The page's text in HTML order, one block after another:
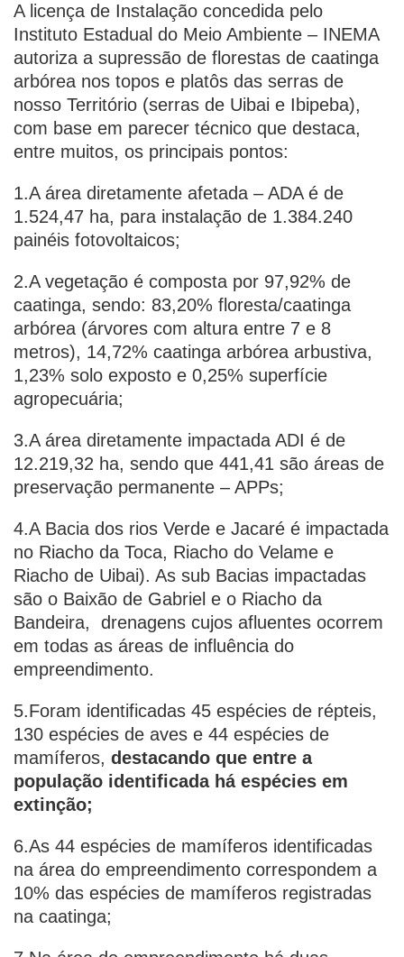
A licença de Instalação concedida pelo
Instituto Estadual do Meio Ambiente – INEMA
autoriza a supressão de florestas de caatinga
arbórea nos topos e platôs das serras de
nosso Território (serras de Uibai e Ibipeba),
com base em parecer técnico que destaca,
entre muitos, os principais pontos:
1.A área diretamente afetada – ADA é de
1.524,47 ha, para instalação de 1.384.240
painéis fotovoltaicos;
2.A vegetação é composta por 97,92% de
caatinga, sendo: 83,20% floresta/caatinga
arbórea (árvores com altura entre 7 e 8
metros), 14,72% caatinga arbórea arbustiva,
1,23% solo exposto e 0,25% superfície
agropecuária;
3.A área diretamente impactada ADI é de
12.219,32 ha, sendo que 441,41 são áreas de
preservação permanente – APPs;
4.A Bacia dos rios Verde e Jacaré é impactada
no Riacho da Toca, Riacho do Velame e
Riacho de Uibai). As sub Bacias impactadas
são o Baixão de Gabriel e o Riacho da
Bandeira, drenagens cujos afluentes ocorrem
em todas as áreas de influência do
empreendimento.
5.Foram identificadas 45 espécies de répteis,
130 espécies de aves e 44 espécies de
mamíferos, destacando que entre a
população identificada há espécies em
extinção;
6.As 44 espécies de mamíferos identificadas
na área do empreendimento correspondem a
10% das espécies de mamíferos registradas
na caatinga;